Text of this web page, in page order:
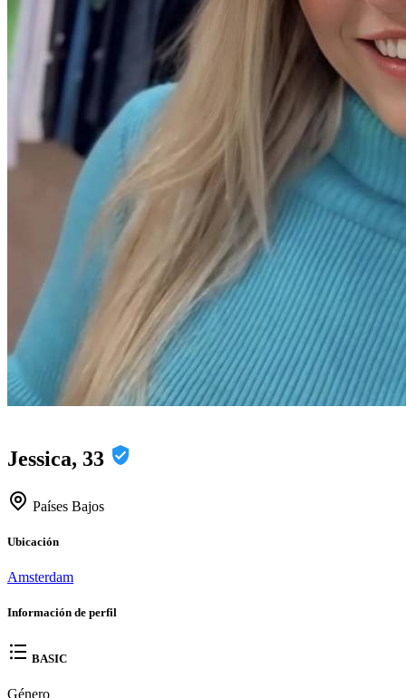
Jessica, 33
Países Bajos
Ubicación
Amsterdam
Información de perfil
BASIC
Género